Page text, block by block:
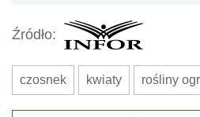
Źródło:
czosnek kwiaty rośliny